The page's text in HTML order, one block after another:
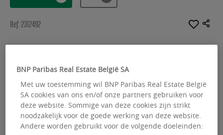
Ref: 2312492
KANTOREN HUUR
Axis Parc - High Tech
Rue André Dumont 3-5-7-9 - 1435 Mont-Saint-
Guibert
Beschikbare oppervlakte : 1680.00 m²
BNP Paribas Real Estate België SA
Met uw toestemming wil BNP Paribas Real Estate België
SA cookies van ons en/of onze partners gebruiken voor
deze website. Sommige van deze cookies zijn strikt
noodzakelijk voor de goede werking van deze website.
Andere worden gebruikt voor de volgende doeleinden: